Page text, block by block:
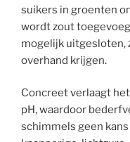
suikers in groenten
wordt zout
mogelijk uitgesloten,
overhand krijgen.
Concreet verlaagt
pH, waardoor
schimmels geen